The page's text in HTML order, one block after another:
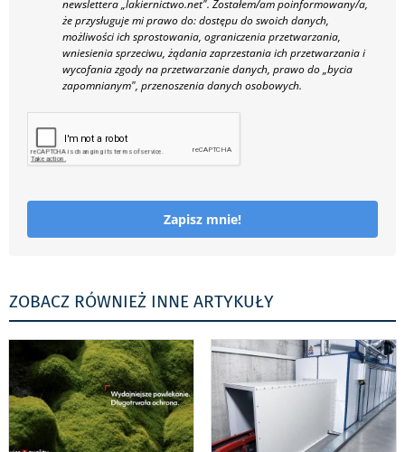
newslettera „lakiernictwo.net". Zostałem/am poinformowany/a,
że przysługuje mi prawo do: dostępu do swoich danych,
możliwości ich sprostowania, ograniczenia przetwarzania,
wniesienia sprzeciwu, żądania zaprzestania ich przetwarzania i
wycofania zgody na przetwarzanie danych, prawo do „bycia
zapomnianym", przenoszenia danych osobowych.
Zapisz mnie!
ZOBACZ RÓWNIEŻ INNE ARTYKUŁY